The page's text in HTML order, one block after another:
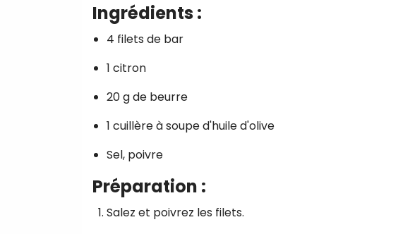
Ingrédients :
4 filets de bar
1 citron
20 g de beurre
1 cuillère à soupe d'huile d'olive
Sel, poivre
Préparation :
Salez et poivrez les filets.